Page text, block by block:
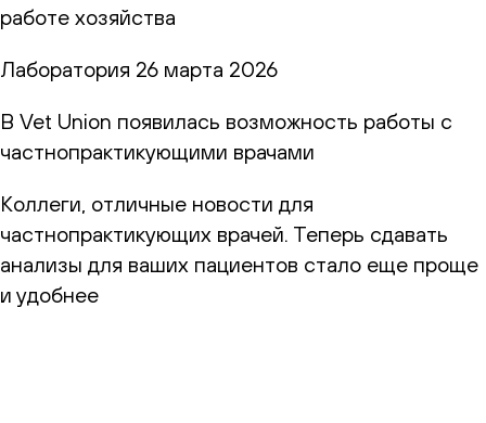
работе хозяйства
Лаборатория 26 марта 2026
В Vet Union появилась возможность работы с
частнопрактикующими врачами
Коллеги, отличные новости для
частнопрактикующих врачей. Теперь сдавать
анализы для ваших пациентов стало еще проще
и удобнее